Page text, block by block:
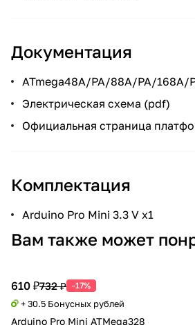
Документация
ATmega48A/PA/88A/PA/168A/
Электрическая схема (pdf)
Официальная страница
Комплектация
Arduino Pro Mini 3.3 V x1
Вам также может
610 ₽732 ₽ -17%
+ 30.5 Бонусных рублей
Arduino Pro Mini ATMega328